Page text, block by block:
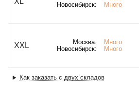
Новосибирск:
Много
XXL Москва:
Много
Новосибирск:
Много
Как заказать с двух складов